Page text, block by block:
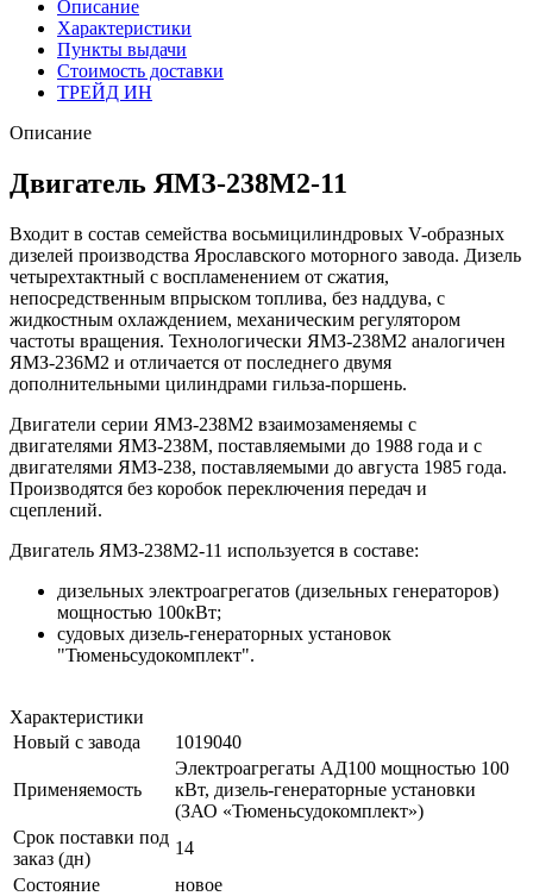
Описание
Характеристики
Пункты выдачи
Стоимость доставки
ТРЕЙД ИН
Описание
Двигатель ЯМЗ-238М2-11
Входит в состав семейства восьмицилиндровых V-образных
дизелей производства Ярославского моторного завода. Дизель
четырехтактный с воспламенением от сжатия,
непосредственным впрыском топлива, без наддува, с
жидкостным охлаждением, механическим регулятором
частоты вращения. Технологически ЯМЗ-238М2 аналогичен
ЯМЗ-236М2 и отличается от последнего двумя
дополнительными цилиндрами гильза-поршень.
Двигатели серии ЯМЗ-238М2 взаимозаменяемы с
двигателями ЯМЗ-238М, поставляемыми до 1988 года и с
двигателями ЯМЗ-238, поставляемыми до августа 1985 года.
Производятся без коробок переключения передач и
сцеплений.
Двигатель ЯМЗ-238М2-11 используется в составе:
дизельных электроагрегатов (дизельных генераторов)
мощностью 100кВт;
судовых дизель-генераторных установок
"Тюменьсудокомплект".
Характеристики
Новый с завода
1019040
Применяемость
Электроагрегаты АД100 мощностью 100
кВт, дизель-генераторные установки
(ЗАО «Тюменьсудокомплект»)
Срок поставки под
заказ (дн)
14
Состояние
новое